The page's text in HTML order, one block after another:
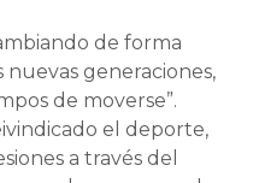
de forma
generaciones,
de moverse”.
el deporte,
a través del